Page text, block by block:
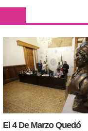
El 4 De Marzo Quedó